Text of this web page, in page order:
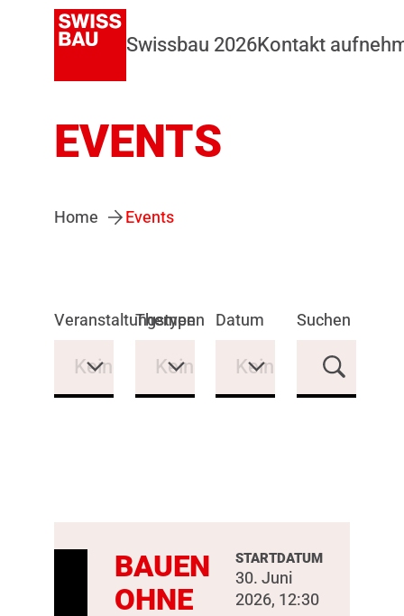
Swissbau 2026Kontakt
EVENTS
Home Events
Veranstaltungstypen
Keine Auswahl
Themen
Keine Auswahl
Datum
Keine Auswahl
Suchen
BAUEN
OHNE
STARTDATUM
30. Juni
2026, 12:30